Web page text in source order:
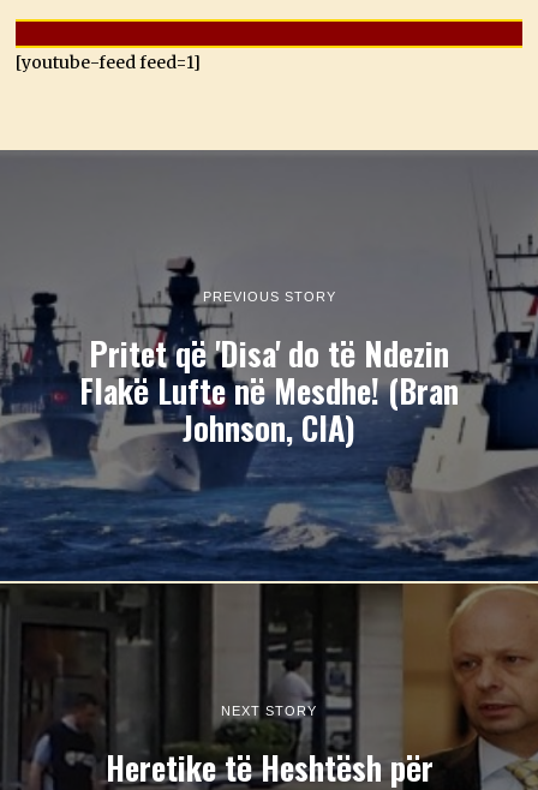
[youtube-feed feed=1]
PREVIOUS STORY
Pritet që 'Disa' do të Ndezin
Flakë Lufte në Mesdhe! (Bran
Johnson, CIA)
NEXT STORY
Heretike të Heshtësh për